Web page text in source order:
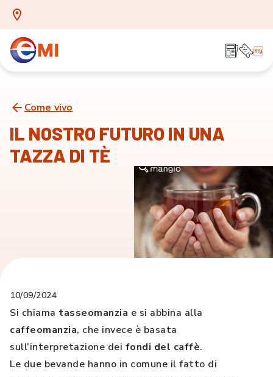
Come vivo
IL NOSTRO FUTURO IN UNA
TAZZA DI TÈ
10/09/2024
Si chiama tasseomanzia e si abbina alla
caffeomanzia, che invece è basata
sull’interpretazione dei fondi del caffè.
Le due bevande hanno in comune il fatto di